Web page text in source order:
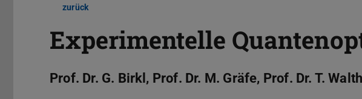
zurück
Experimentelle
Prof. Dr. G. Birkl, Prof. Dr. M. Gräfe, Prof. Dr. T.